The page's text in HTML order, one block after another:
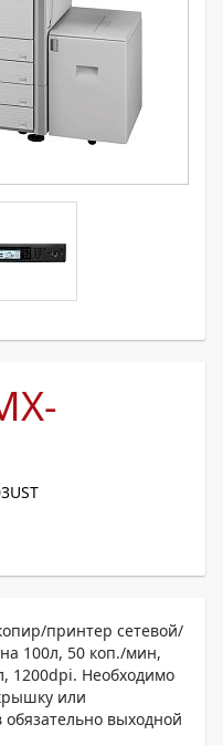
принтер сетевой/
100л, 50 коп./мин,
1200dpi. Необходимо
или
выходной